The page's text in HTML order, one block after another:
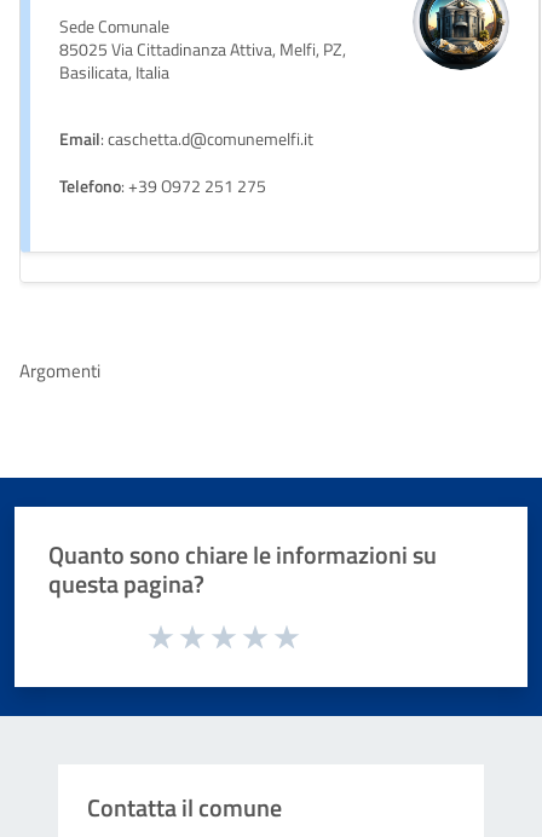
Sede Comunale
85025 Via Cittadinanza Attiva, Melfi, PZ,
Basilicata, Italia
Email: caschetta.d@comunemelfi.it
Telefono: +39 O972 251 275
Argomenti
Quanto sono chiare le informazioni su
questa pagina?
Valuta da 1 a 5 stelle la pagina
Contatta il comune